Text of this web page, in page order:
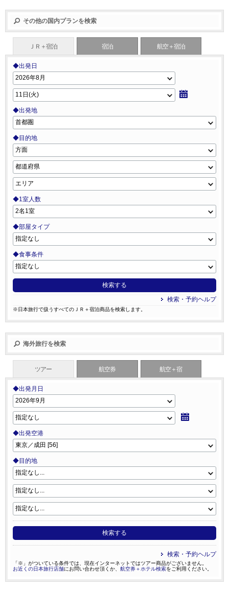
その他の国内プランを検索
ＪＲ＋宿泊 宿泊 航空＋宿泊
◆出発日
◆出発地
◆目的地
◆1室人数
◆部屋タイプ
◆食事条件
検索する
検索・予約ヘルプ
※日本旅行で扱うすべてのＪＲ＋宿泊商品を検索します。
海外旅行を検索
ツアー 航空券 航空＋宿
◆出発月日
◆出発空港
◆目的地
検索する
検索・予約ヘルプ
「※」がついている条件では、現在インターネットではツアー商品がございません。
お近くの日本旅行店舗にお問い合わせ頂くか、 航空券＋ホテル検索をご利用ください。